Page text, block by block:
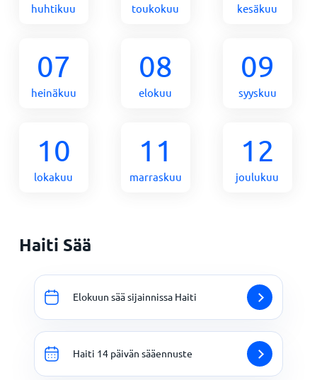
huhtikuu toukokuu kesäkuu
07
heinäkuu
08
elokuu
09
syyskuu
10
lokakuu
11
marraskuu
12
joulukuu
Haiti Sää
Elokuun sää sijainnissa Haiti
Haiti 14 päivän sääennuste